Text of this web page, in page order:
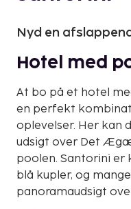
Nyd en
Hotel med
At bo på et hotel
en perfekt
oplevelser. Her kan
udsigt over Det
poolen. Santorini er
blå kupler, og
panoramaudsigt